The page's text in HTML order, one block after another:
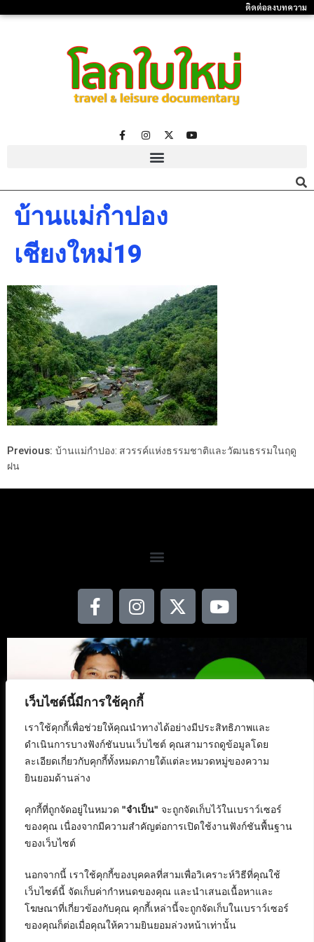
เว็บไซต์นี้มีการใช้คุกกี้
เราใช้คุกกี้เพื่อช่วยให้คุณนำทางได้อย่างมีประสิทธิภาพและ
ดำเนินการบางฟังก์ชันบนเว็บไซต์ คุณสามารถดูข้อมูลโดย
ละเอียดเกี่ยวกับคุกกี้ทั้งหมดภายใต้แต่ละหมวดหมู่ของความ
ยินยอมด้านล่าง
คุกกี้ที่ถูกจัดอยู่ในหมวด "จำเป็น" จะถูกจัดเก็บไว้ในเบราว์เซอร์
ของคุณ เนื่องจากมีความสำคัญต่อการเปิดใช้งานฟังก์ชันพื้นฐาน
ของเว็บไซต์
นอกจากนี้ เราใช้คุกกี้ของบุคคลที่สามเพื่อวิเคราะห์วิธีที่คุณใช้
เว็บไซต์นี้ จัดเก็บค่ากำหนดของคุณ และนำเสนอเนื้อหาและ
โฆษณาที่เกี่ยวข้องกับคุณ คุกกี้เหล่านี้จะถูกจัดเก็บในเบราว์เซอร์
ของคุณก็ต่อเมื่อคุณให้ความยินยอมล่วงหน้าเท่านั้น
ติดต่อลงบทความ
บ้านแม่กำปอง
เชียงใหม่19
Previous: บ้านแม่กำปอง: สวรรค์แห่งธรรมชาติและวัฒนธรรมในฤดู
ฝน